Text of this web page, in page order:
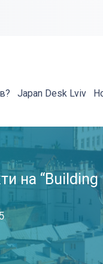
Japan Desk Lviv
на